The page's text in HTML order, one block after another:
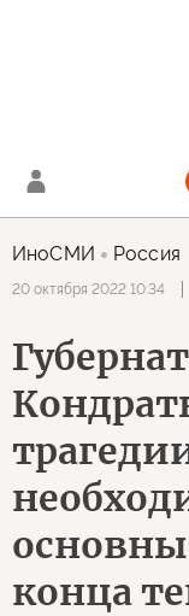
ИноСМИ Россия
20 октября 2022 10:34
конца